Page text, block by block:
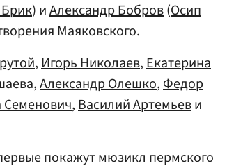
) иАлександр Бобров(Осип
Маяковского.
,Игорь Николаев,Екатерина
Александр Олешко,Федор
Семенович,Василий Артемьеви
покажут мюзикл пермского